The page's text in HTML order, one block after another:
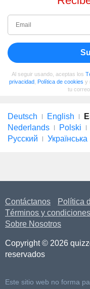
Al seguir usando, aceptas los
privacidad, Política de cookies y
tu
Deutsch English
Nederlands
Polski
Русский
Українська
Contáctanos
Política
Términos y condiciones
Sobre Nosotros
Copyright © 2026
reservados
Este sitio web no forma